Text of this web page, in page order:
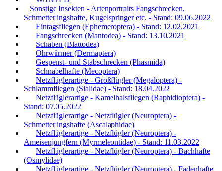
Sonstige Insekten - Artenportraits Fangschrecken,
Schmetterlingshafte, Kugelspringer etc. - Stand: 09.06.2022
Eintagsfliegen (Ephemeroptera) - Stand: 12.02.2021
Fangschrecken (Mantodea) - Stand: 13.10.2021
Schaben (Blattodea)
Ohrwürmer (Dermaptera)
Gespenst- und Stabschrecken (Phasmida)
Schnabelhafte (Mecoptera)
Netzflüglerartige - Großflügler (Megaloptera) -
Schlammfliegen (Sialidae) - Stand: 18.04.2022
Netzflüglerartige - Kamelhalsfliegen (Raphidioptera) -
Stand: 07.05.2022
Netzflüglerartige - Netzflügler (Neuroptera) -
Schmetterlingshafte (Ascalaphidae)
Netzflüglerartige - Netzflügler (Neuroptera) -
Ameisenjungfern (Myrmeleontidae) - Stand: 11.03.2022
Netzflüglerartige - Netzflügler (Neuroptera) - Bachhafte
(Osmylidae)
Netzflüglerartige - Netzflügler (Neuroptera) - Fadenhafte